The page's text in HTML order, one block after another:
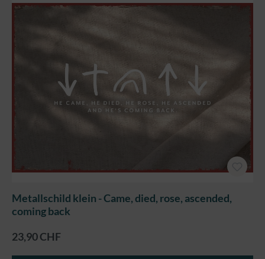
Metallschild klein - Came, died, rose, ascended,
coming back
23,90 CHF